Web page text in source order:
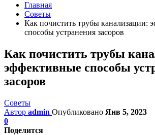
Главная
Советы
Как почистить трубы канализации:
способы устранения засоров
Как почистить трубы
эффективные способы
засоров
Советы
Автор admin Опубликовано Янв 5, 2023
0
Поделится